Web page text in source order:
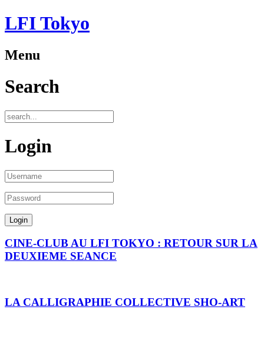
LFI Tokyo
Menu
Search
Login
CINE-CLUB AU LFI TOKYO : RETOUR SUR LA
DEUXIEME SEANCE
LA CALLIGRAPHIE COLLECTIVE SHO-ART